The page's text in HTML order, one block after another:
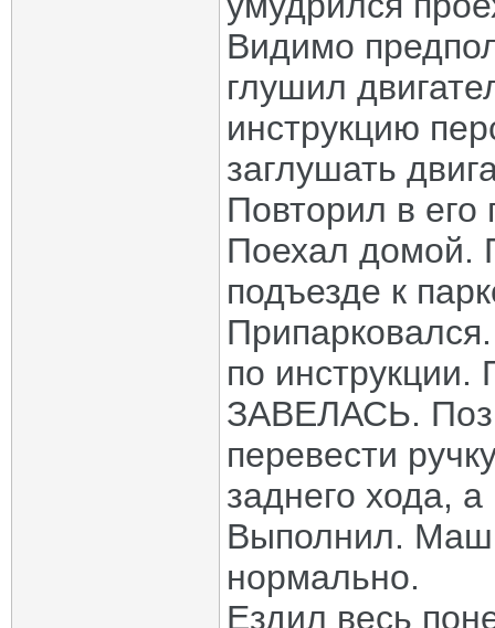
Видимо
глушил
инструкцию
заглушать
Повторил в его
Поехал домой.
подъезде к
по инструкции.
ЗАВЕЛАСЬ.
перевести
заднего хода,
Выполнил.
нормально.
Ездил весь